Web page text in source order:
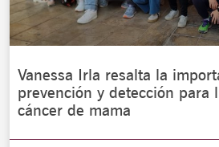
Vanessa Irla resalta la
prevención y detección para
cáncer de mama